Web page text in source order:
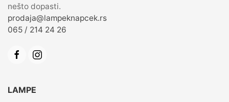
nešto dopasti.
prodaja@lampeknapcek.rs
065 / 214 24 26
LAMPE